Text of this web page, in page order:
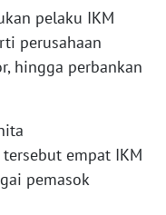
pelaku IKM
perusahaan
hingga perbankan
empat IKM
pemasok